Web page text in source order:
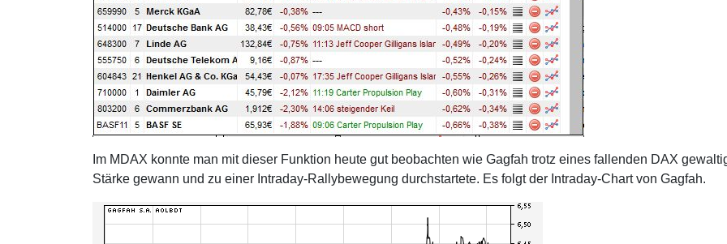
Im MDAX konnte man mit dieser Funktion heute gut beobachten wie Gagfah trotz eines fallenden DAX
Stärke gewann und zu einer Intraday-Rallybewegung durchstartete. Es folgt der Intraday-Chart von Gagfah.